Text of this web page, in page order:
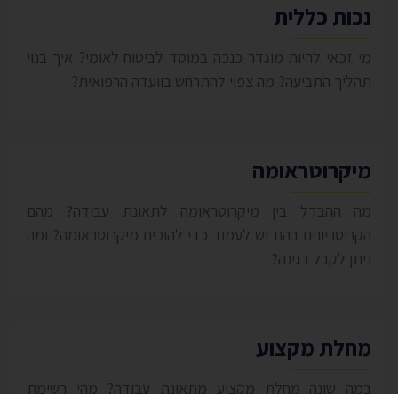
נכות כללית
מי זכאי להיות מוגדר כנכה במוסד לביטוח לאומי? איך בנוי
תהליך התביעה? מה צפוי להתרחש בוועדה הרפואית?
מיקרוטראומה
מה ההבדל בין מיקרוטראומה לתאונת עבודה? מהם
הקריטריונים בהם יש לעמוד כדי להוכיח מיקרוטראומה? ומה
ניתן לקבל בגינה?
מחלת מקצוע
במה שונה מחלת מקצוע מתאונת עבודה? מהי רשימת